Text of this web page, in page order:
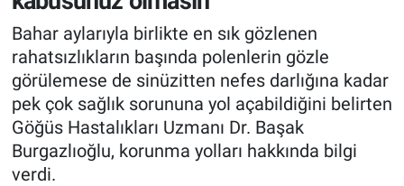
Bahar aylarıyla birlikte en sık gözlenen
rahatsızlıkların başında polenlerin gözle
görülemese de sinüzitten nefes darlığına kadar
pek çok sağlık sorununa yol açabildiğini belirten
Göğüs Hastalıkları Uzmanı Dr. Başak
Burgazlıoğlu, korunma yolları hakkında bilgi
verdi.
Süper Lig Puan Durumu ve Fikstür
Tüm Manşetler
Son Dakika Haberleri
Haber Arşivi